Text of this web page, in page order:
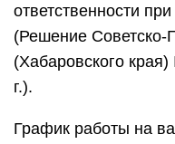
ответственности
(Решение Советско-
(Хабаровского
г.).
График работы на